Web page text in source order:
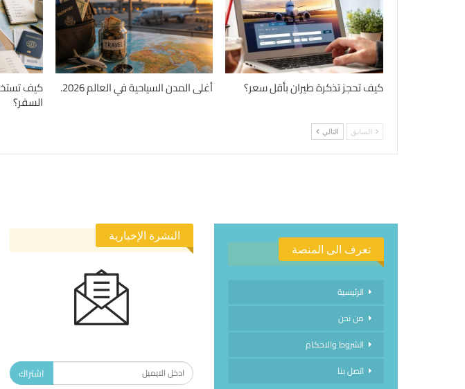
كيف تحجز تذكرة طيران بأقل سعر؟ أغلى المدن السياحية في العالم 2026.
السفر؟
السابق التالي
تعرف الى المنصة
الرئيسية
من نحن
الشروط والاحكام
اتصل بنا
النشرة الإخبارية
اشتراك